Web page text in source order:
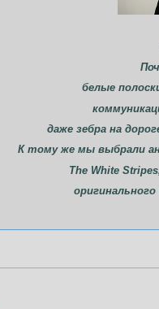
белые
даже зебра на
К тому же мы выбрали
The White